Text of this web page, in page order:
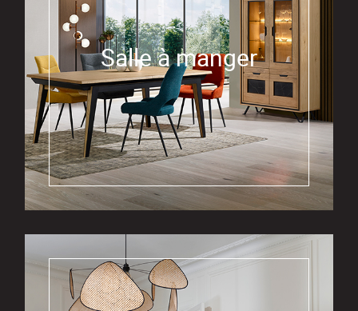
Salle à manger